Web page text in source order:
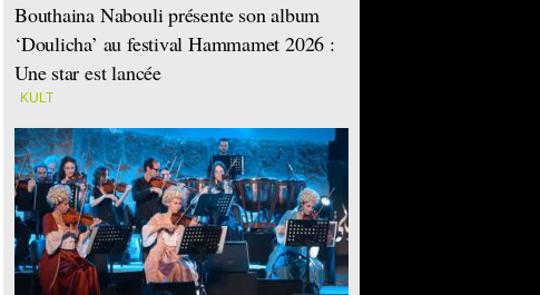
Bouthaina Nabouli présente son album
‘Doulicha’ au festival Hammamet 2026 :
Une star est lancée
KULT